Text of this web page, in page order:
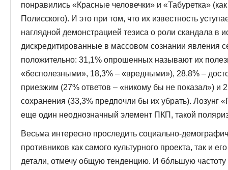
понравились «Красные человечки» и «Табуретка»
Полисского). И это при том, что их известность
наглядной демонстрацией тезиса о роли скандала в
дискредитированные в массовом сознании явления
положительно: 31,1% опрошенных называют их
«бесполезными», 18,3% – «вредными»), 28,8% –
приезжим (27% ответов – «никому бы не показал») и
сохранения (33,3% предпочли бы их убрать). Лозунг
еще один неоднозначный элемент ПКП, такой
Весьма интересно проследить социально-
противников как самого культурного проекта, так и
детали, отмечу общую тенденцию. И бóльшую